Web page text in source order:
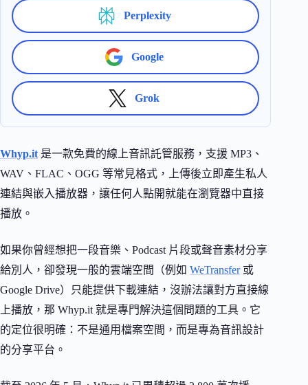
Perplexity
Google
Grok
Whyp.it 是一款免費的線上音訊託管服務，支援 MP3、
WAV、FLAC、OGG 等常見格式，上傳後立即產生私人
連結與嵌入播放器，讓任何人點開就能在瀏覽器中直接
播放。
如果你曾經想把一段音樂、Podcast 片段或聲音素材分享
給別人，卻發現一般的雲端空間（例如 WeTransfer或
Google Drive）只能提供下載連結，沒辦法讓對方直接線
上播放，那 Whyp.it 就是專門解決這個問題的工具。它
的定位很明確：不是通用檔案空間，而是專為音訊設計
的分享平台。